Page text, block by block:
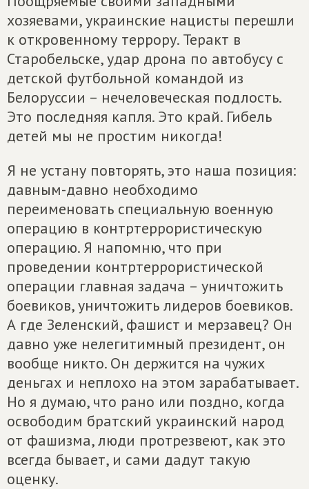
хозяевами, украинские нацисты перешли
к откровенному террору. Теракт в
Старобельске, удар дрона по автобусу с
детской футбольной командой из
Белоруссии – нечеловеческая подлость.
Это последняя капля. Это край. Гибель
детей мы не простим никогда!
Я не устану повторять, это наша позиция:
давным-давно необходимо
переименовать специальную военную
операцию в контртеррористическую
операцию. Я напомню, что при
проведении контртеррористической
операции главная задача – уничтожить
боевиков, уничтожить лидеров боевиков.
А где Зеленский, фашист и мерзавец? Он
давно уже нелегитимный президент, он
вообще никто. Он держится на чужих
деньгах и неплохо на этом зарабатывает.
Но я думаю, что рано или поздно, когда
освободим братский украинский народ
от фашизма, люди протрезвеют, как это
всегда бывает, и сами дадут такую
оценку.